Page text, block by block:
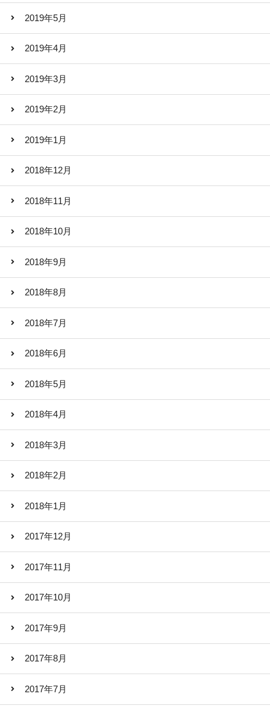
2019年5月
2019年4月
2019年3月
2019年2月
2019年1月
2018年12月
2018年11月
2018年10月
2018年9月
2018年8月
2018年7月
2018年6月
2018年5月
2018年4月
2018年3月
2018年2月
2018年1月
2017年12月
2017年11月
2017年10月
2017年9月
2017年8月
2017年7月